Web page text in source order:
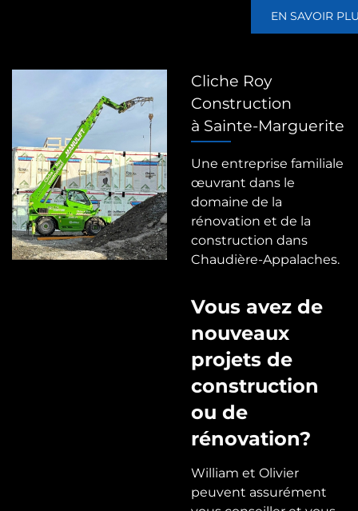
EN SAVOIR
Cliche Roy
Construction
à Sainte-Marguerite
Une entreprise familiale
œuvrant dans le
domaine de la
rénovation et de la
construction dans
Chaudière-Appalaches.
Vous avez de
nouveaux
projets de
construction
ou de
rénovation?
William et Olivier
peuvent assurément